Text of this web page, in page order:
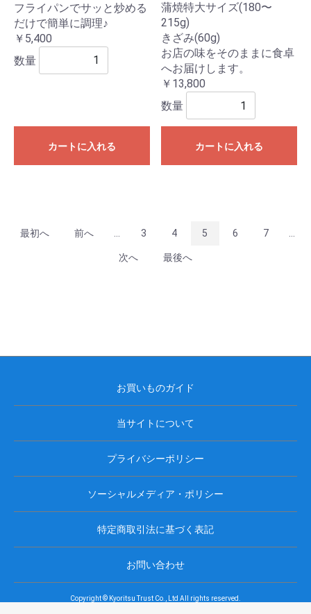
フライパンでサッと炒める
だけで簡単に調理♪
￥5,400
数量
カートに入れる
蒲焼特大サイズ(180〜
215g)
きざみ(60g)
お店の味をそのままに食卓
へお届けします。
￥13,800
数量
カートに入れる
最初へ 前へ ... 3 4 5 6 7 ...
次へ 最後へ
お買いものガイド
当サイトについて
プライバシーポリシー
ソーシャルメディア・ポリシー
特定商取引法に基づく表記
お問い合わせ
Copyright © Kyoritsu Trust Co., Ltd All rights reserved.